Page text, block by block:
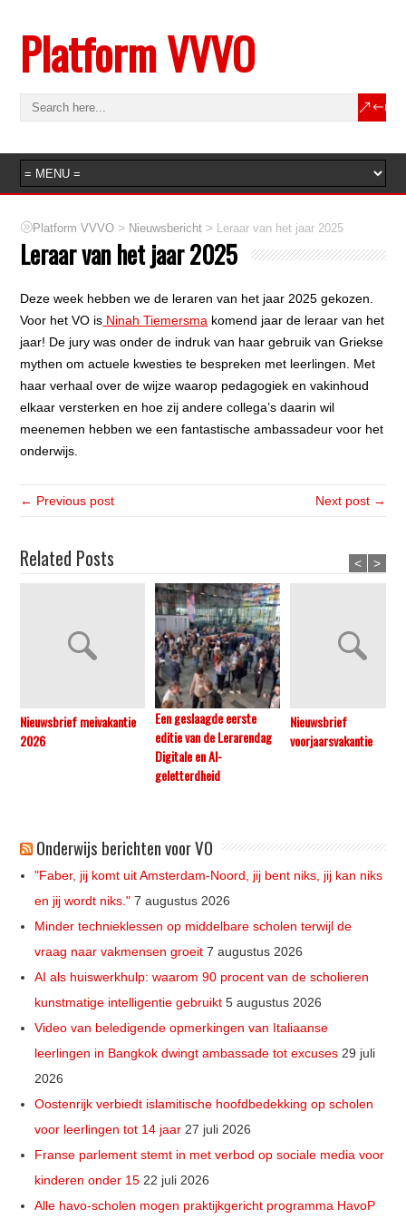
Platform VVVO
Platform VVVO > Nieuwsbericht > Leraar van het jaar 2025
Leraar van het jaar 2025
Deze week hebben we de leraren van het jaar 2025 gekozen.
Voor het VO is Ninah Tiemersma komend jaar de leraar van het
jaar! De jury was onder de indruk van haar gebruik van Griekse
mythen om actuele kwesties te bespreken met leerlingen. Met
haar verhaal over de wijze waarop pedagogiek en vakinhoud
elkaar versterken en hoe zij andere collega’s daarin wil
meenemen hebben we een fantastische ambassadeur voor het
onderwijs.
← Previous post Next post →
Related Posts
Nieuwsbrief meivakantie
2026
Een geslaagde eerste
editie van de Lerarendag
Digitale en AI-
geletterdheid
Nieuwsbrief
voorjaarsvakantie
< >
Onderwijs berichten voor VO
"Faber, jij komt uit Amsterdam-Noord, jij bent niks, jij kan niks
en jij wordt niks." 7 augustus 2026
Minder technieklessen op middelbare scholen terwijl de
vraag naar vakmensen groeit 7 augustus 2026
AI als huiswerkhulp: waarom 90 procent van de scholieren
kunstmatige intelligentie gebruikt 5 augustus 2026
Video van beledigende opmerkingen van Italiaanse
leerlingen in Bangkok dwingt ambassade tot excuses 29 juli
2026
Oostenrijk verbiedt islamitische hoofdbedekking op scholen
voor leerlingen tot 14 jaar 27 juli 2026
Franse parlement stemt in met verbod op sociale media voor
kinderen onder 15 22 juli 2026
Alle havo-scholen mogen praktijkgericht programma HavoP